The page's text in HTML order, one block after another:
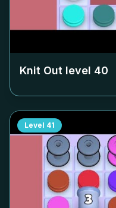
Knit Out level 40
Level 41